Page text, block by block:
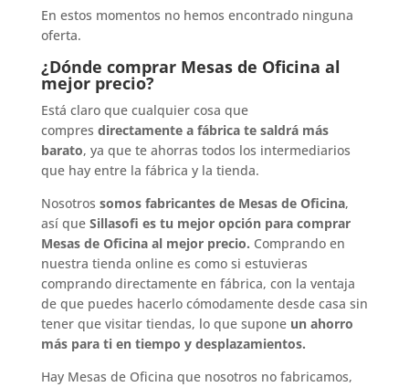
En estos momentos no hemos encontrado ninguna
oferta.
¿Dónde comprar Mesas de Oficina al
mejor precio?
Está claro que cualquier cosa que
compres directamente a fábrica te saldrá más
barato, ya que te ahorras todos los intermediarios
que hay entre la fábrica y la tienda.
Nosotros somos fabricantes de Mesas de Oficina,
así que Sillasofi es tu mejor opción para comprar
Mesas de Oficina al mejor precio. Comprando en
nuestra tienda online es como si estuvieras
comprando directamente en fábrica, con la ventaja
de que puedes hacerlo cómodamente desde casa sin
tener que visitar tiendas, lo que supone un ahorro
más para ti en tiempo y desplazamientos.
Hay Mesas de Oficina que nosotros no fabricamos,